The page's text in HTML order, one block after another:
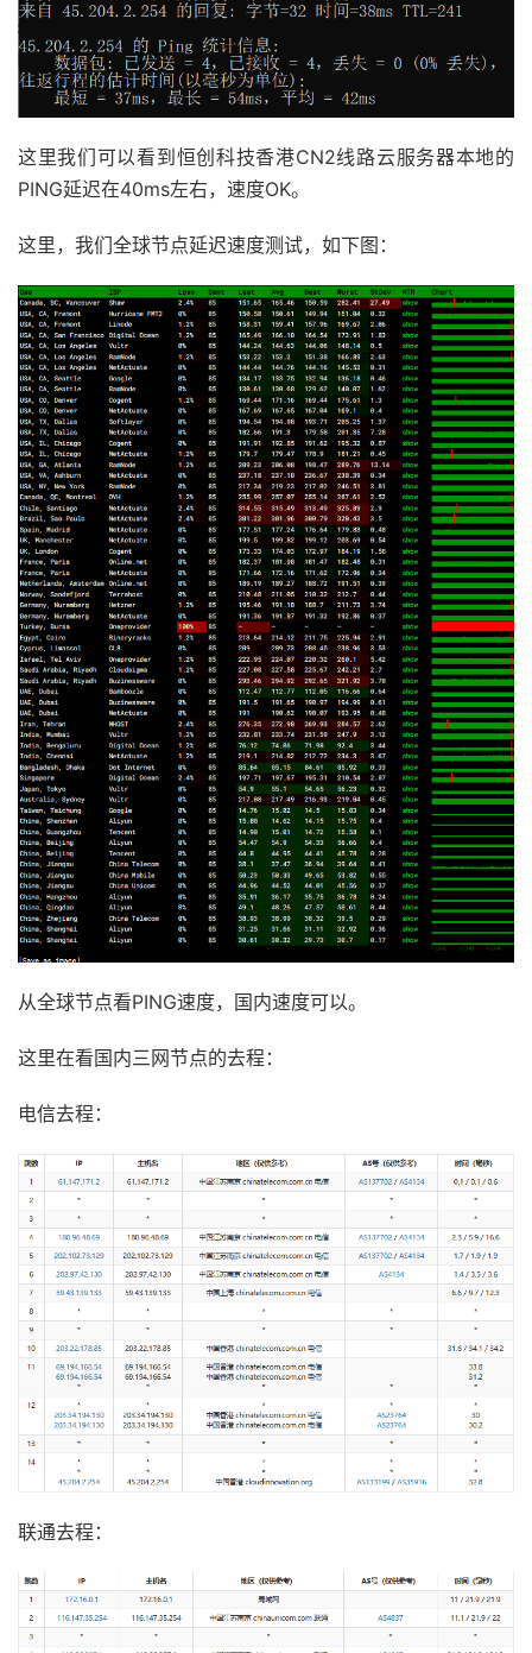
这里我们可以看到恒创科技香港CN2线路云服务器本地的
PING延迟在40ms左右，速度OK。
这里，我们全球节点延迟速度测试，如下图：
从全球节点看PING速度，国内速度可以。
这里在看国内三网节点的去程：
电信去程：
联通去程：